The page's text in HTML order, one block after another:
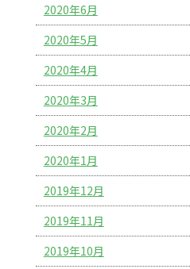
2020年6月
2020年5月
2020年4月
2020年3月
2020年2月
2020年1月
2019年12月
2019年11月
2019年10月